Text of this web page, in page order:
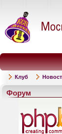
Клуб
Форум